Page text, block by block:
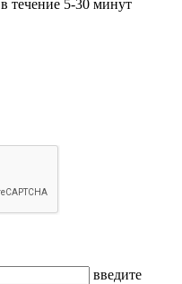
течение 5-30 минут
введите